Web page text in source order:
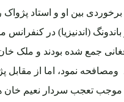
بین او و استاد پژواک
1955 در باندونگ (اندنیزیا) در
جمع شده بودند و ملک
نمود، اما از مقابل
موجب تعجب سردار نعیم خان